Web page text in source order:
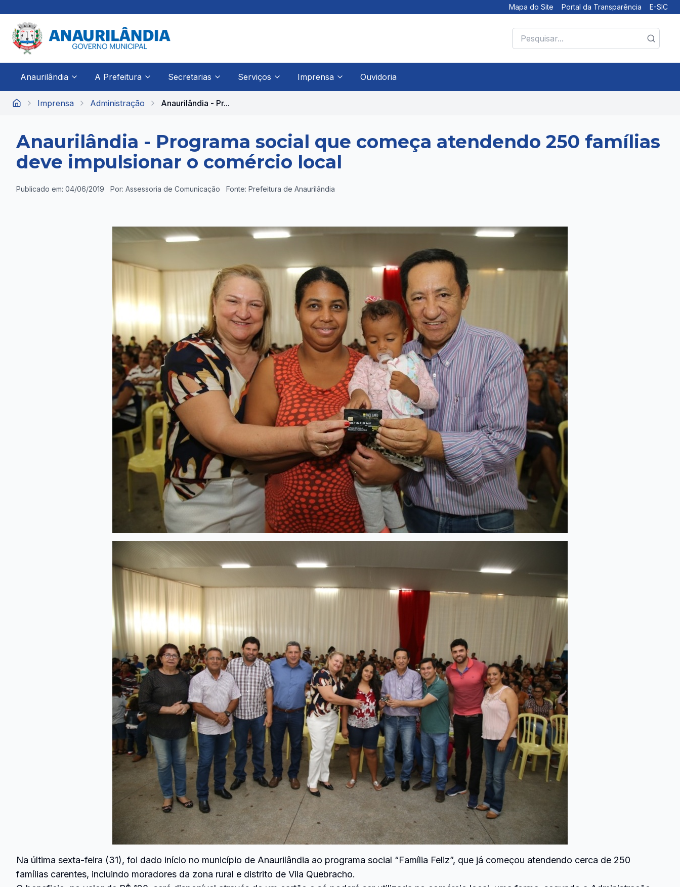
Mapa do Site Portal da Transparência E-SIC
Anaurilândia A Prefeitura Secretarias Serviços Imprensa Ouvidoria
Início
Imprensa Administração Anaurilândia - Pr...
Anaurilândia - Programa social que começa atendendo 250 famílias
deve impulsionar o comércio local
Publicado em: 04/06/2019 Por: Assessoria de Comunicação Fonte: Prefeitura de Anaurilândia
Na última sexta-feira (31), foi dado início no município de Anaurilândia ao programa social “Família Feliz”, que já começou atendendo cerca de 250
famílias carentes, incluindo moradores da zona rural e distrito de Vila Quebracho.